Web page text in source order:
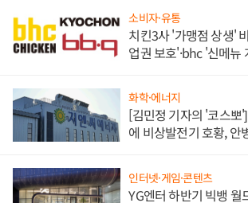
소비자·유통
치킨3사 '가맹점 상생'
업권 보호'·bhc '신메뉴
화학·에너지
[김민정 기자의 '코스뽀
에 비상발전기 호황, 안
인터넷·게임·콘텐츠
YG엔터 하반기 빅뱅 월